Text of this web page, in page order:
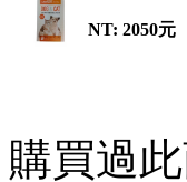
NT: 2050元
購買過